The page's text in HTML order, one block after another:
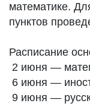
математике.
пунктов
Расписание
2 июня —
6 июня —
9 июня —